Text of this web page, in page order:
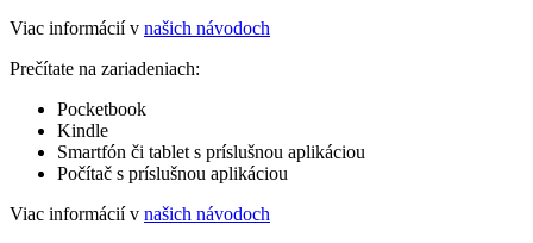
Viac informácií v našich návodoch
Prečítate na zariadeniach:
Pocketbook
Kindle
Smartfón či tablet s príslušnou aplikáciou
Počítač s príslušnou aplikáciou
Viac informácií v našich návodoch